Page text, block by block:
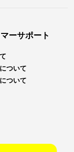
ーサポート
ついて
ついて